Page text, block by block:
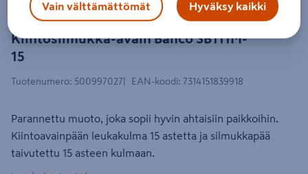
Kiintosilmukka-avain Bahco SB111M-
15
BAHCO
Tuotenumero: 500997027 EAN-koodi: 7314151839918
Parannettu muoto, joka sopii hyvin ahtaisiin paikkoihin.
Kiintoavainpään leukakulma 15 astetta ja silmukkapää
taivutettu 15 asteen kulmaan.
Vain välttämättömät Hyväksy kaikki